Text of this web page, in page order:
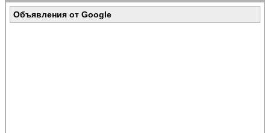
Объявления от Google